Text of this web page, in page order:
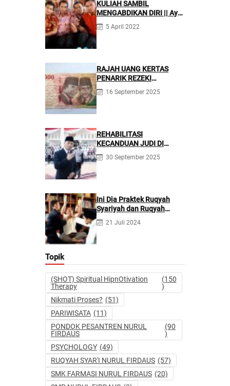
KULIAH SAMBIL
MENGABDIKAN DIRI || Ayo
Mondok di Pesantren
Nurul Firdaus
5 April 2022
RAJAH UANG KERTAS
PENARIK REZEKI
BERLIMPAH
16 September 2025
REHABILITASI
KECANDUAN JUDI DI
PONPES NURUL FIRDAUS ||
Kecanduan Judi
30 September 2025
Ini Dia Praktek Ruqyah
Syariyah dan Ruqyah
Syetan Menurut Dr Gumilar
21 Juli 2024
Topik
(SHOT) Spiritual HipnOtivation
Therapy
(150
)
Nikmati Proses? (51)
PARIWISATA (11)
PONDOK PESANTREN NURUL
FIRDAUS
(90
)
PSYCHOLOGY (49)
RUQYAH SYAR'I NURUL FIRDAUS (57)
SMK FARMASI NURUL FIRDAUS (20)